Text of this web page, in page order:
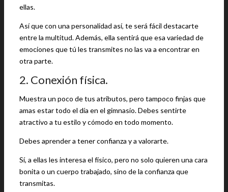
ellas.
Así que con una personalidad así, te será fácil destacarte
entre la multitud. Además, ella sentirá que esa variedad de
emociones que tú les transmites no las va a encontrar en
otra parte.
2. Conexión física.
Muestra un poco de tus atributos, pero tampoco finjas que
amas estar todo el día en el gimnasio. Debes sentirte
atractivo a tu estilo y cómodo en todo momento.
Debes aprender a tener confianza y a valorarte.
Sí, a ellas les interesa el físico, pero no solo quieren una cara
bonita o un cuerpo trabajado, sino de la confianza que
transmitas.